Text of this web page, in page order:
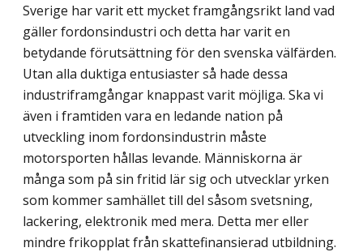
Sverige har varit ett mycket framgångsrikt land vad
gäller fordonsindustri och detta har varit en
betydande förutsättning för den svenska välfärden.
Utan alla duktiga entusiaster så hade dessa
industriframgångar knappast varit möjliga. Ska vi
även i framtiden vara en ledande nation på
utveckling inom fordonsindustrin måste
motorsporten hållas levande. Människorna är
många som på sin fritid lär sig och utvecklar yrken
som kommer samhället till del såsom svetsning,
lackering, elektronik med mera. Detta mer eller
mindre frikopplat från skattefinansierad utbildning.